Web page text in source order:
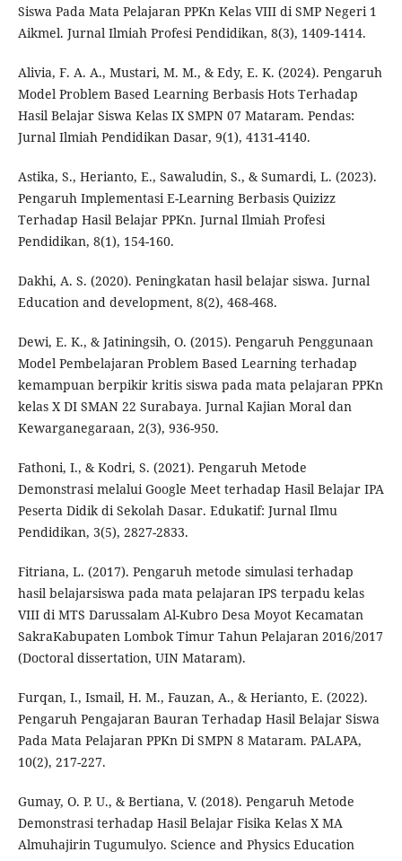
Siswa Pada Mata Pelajaran PPKn Kelas VIII di SMP Negeri 1
Aikmel. Jurnal Ilmiah Profesi Pendidikan, 8(3), 1409-1414.
Alivia, F. A. A., Mustari, M. M., & Edy, E. K. (2024). Pengaruh
Model Problem Based Learning Berbasis Hots Terhadap
Hasil Belajar Siswa Kelas IX SMPN 07 Mataram. Pendas:
Jurnal Ilmiah Pendidikan Dasar, 9(1), 4131-4140.
Astika, S., Herianto, E., Sawaludin, S., & Sumardi, L. (2023).
Pengaruh Implementasi E-Learning Berbasis Quizizz
Terhadap Hasil Belajar PPKn. Jurnal Ilmiah Profesi
Pendidikan, 8(1), 154-160.
Dakhi, A. S. (2020). Peningkatan hasil belajar siswa. Jurnal
Education and development, 8(2), 468-468.
Dewi, E. K., & Jatiningsih, O. (2015). Pengaruh Penggunaan
Model Pembelajaran Problem Based Learning terhadap
kemampuan berpikir kritis siswa pada mata pelajaran PPKn
kelas X DI SMAN 22 Surabaya. Jurnal Kajian Moral dan
Kewarganegaraan, 2(3), 936-950.
Fathoni, I., & Kodri, S. (2021). Pengaruh Metode
Demonstrasi melalui Google Meet terhadap Hasil Belajar IPA
Peserta Didik di Sekolah Dasar. Edukatif: Jurnal Ilmu
Pendidikan, 3(5), 2827-2833.
Fitriana, L. (2017). Pengaruh metode simulasi terhadap
hasil belajarsiswa pada mata pelajaran IPS terpadu kelas
VIII di MTS Darussalam Al-Kubro Desa Moyot Kecamatan
SakraKabupaten Lombok Timur Tahun Pelajaran 2016/2017
(Doctoral dissertation, UIN Mataram).
Furqan, I., Ismail, H. M., Fauzan, A., & Herianto, E. (2022).
Pengaruh Pengajaran Bauran Terhadap Hasil Belajar Siswa
Pada Mata Pelajaran PPKn Di SMPN 8 Mataram. PALAPA,
10(2), 217-227.
Gumay, O. P. U., & Bertiana, V. (2018). Pengaruh Metode
Demonstrasi terhadap Hasil Belajar Fisika Kelas X MA
Almuhajirin Tugumulyo. Science and Physics Education